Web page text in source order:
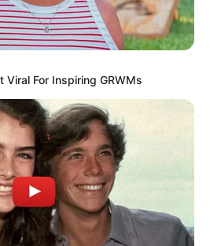
Rendite und geringem Risiko
sich die Präsidenten und
gegenseitig erschlagen würden,
so viele andere Menschen
Viral For Inspiring GRWMs